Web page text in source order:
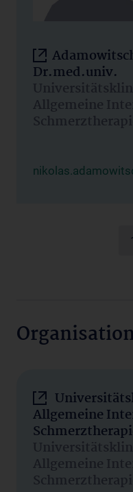
Dr.med.univ.
Allgemeine
Allgemeine
Allgemeine